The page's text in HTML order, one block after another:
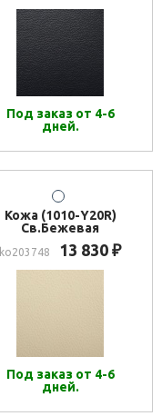
Под заказ от 4-6
дней.
Кожа (1010-Y20R)
Св.Бежевая
ko203748 13 830 ₽
Под заказ от 4-6
дней.